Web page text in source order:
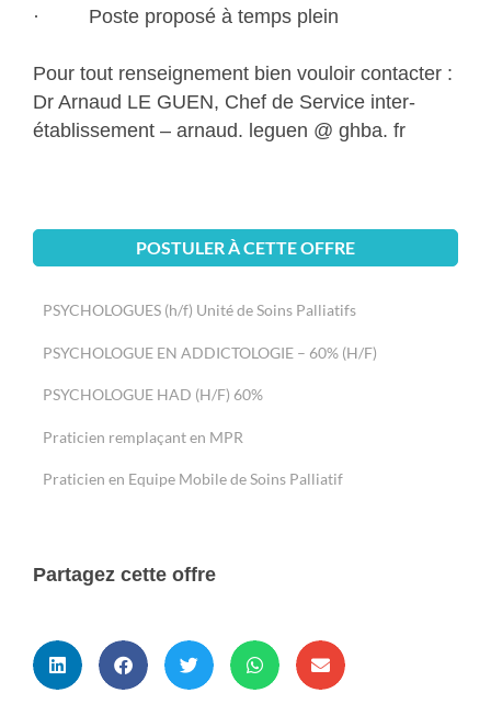
· Poste proposé à temps plein
Pour tout renseignement bien vouloir contacter :
Dr Arnaud LE GUEN, Chef de Service inter-
établissement – arnaud. leguen @ ghba. fr
POSTULER À CETTE OFFRE
PSYCHOLOGUES (h/f) Unité de Soins Palliatifs
PSYCHOLOGUE EN ADDICTOLOGIE – 60% (H/F)
PSYCHOLOGUE HAD (H/F) 60%
Praticien remplaçant en MPR
Praticien en Equipe Mobile de Soins Palliatif
Partagez cette offre